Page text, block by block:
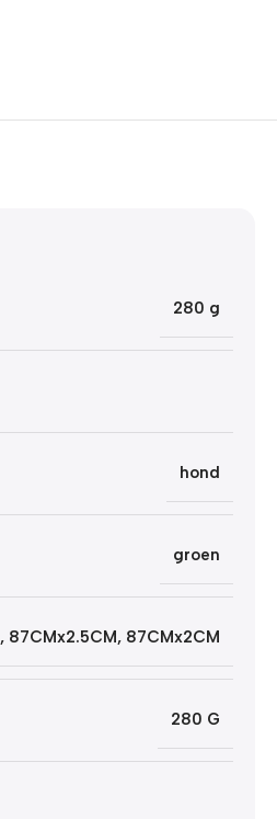
280 g
hond
groen
, 87CMx2.5CM, 87CMx2CM
280 G